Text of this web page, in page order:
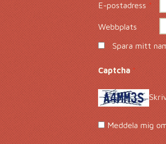
E-postadress*
Webbplats
Spara mitt
Captcha*
Meddela mig